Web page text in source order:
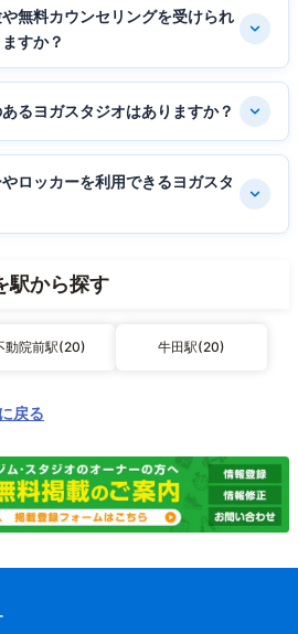
無料カウンセリングを受けられ
すか？
るヨガスタジオはありますか？
ロッカーを利用できるヨガスタ
駅から探す
動院前駅(20) 牛田駅(20)
戻る